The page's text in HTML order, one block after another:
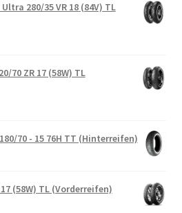
280/35 VR 18 (84V) TL
70 ZR 17 (58W) TL
70 - 15 76H TT (Hinterreifen)
(58W) TL (Vorderreifen)